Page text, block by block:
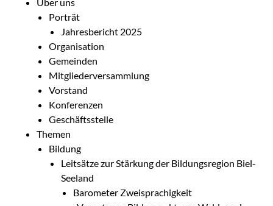
Porträt
Jahresbericht 2025
Organisation
Gemeinden
Mitgliederversammlung
Vorstand
Konferenzen
Geschäftsstelle
Themen
Bildung
Leitsätze zur Stärkung der Bildungsregion Biel-
Seeland
Barometer Zweisprachigkeit